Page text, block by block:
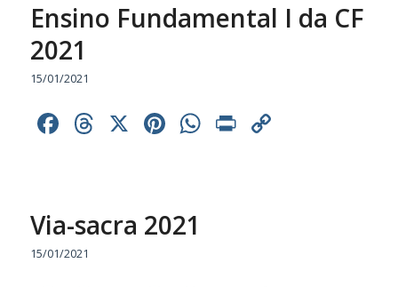
Ensino Fundamental I da CF
2021
15/01/2021
Facebook
Threads
X Pinterest
WhatsApp
Print
Via-sacra 2021
15/01/2021